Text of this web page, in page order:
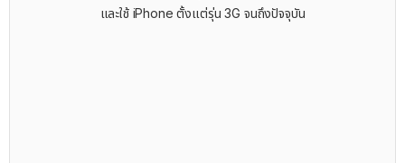
และใช้ iPhone ตั้งแต่รุ่น 3G จนถึงปัจจุบัน